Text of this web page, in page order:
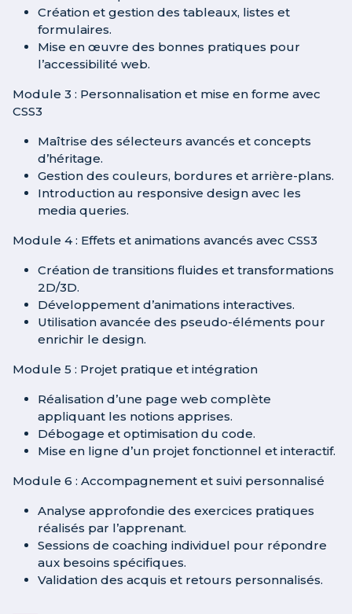
Création et gestion des tableaux, listes et
formulaires.
Mise en œuvre des bonnes pratiques pour
l’accessibilité web.
Module 3 : Personnalisation et mise en forme avec
CSS3
Maîtrise des sélecteurs avancés et concepts
d’héritage.
Gestion des couleurs, bordures et arrière-plans.
Introduction au responsive design avec les
media queries.
Module 4 : Effets et animations avancés avec CSS3
Création de transitions fluides et transformations
2D/3D.
Développement d’animations interactives.
Utilisation avancée des pseudo-éléments pour
enrichir le design.
Module 5 : Projet pratique et intégration
Réalisation d’une page web complète
appliquant les notions apprises.
Débogage et optimisation du code.
Mise en ligne d’un projet fonctionnel et interactif.
Module 6 : Accompagnement et suivi personnalisé
Analyse approfondie des exercices pratiques
réalisés par l’apprenant.
Sessions de coaching individuel pour répondre
aux besoins spécifiques.
Validation des acquis et retours personnalisés.